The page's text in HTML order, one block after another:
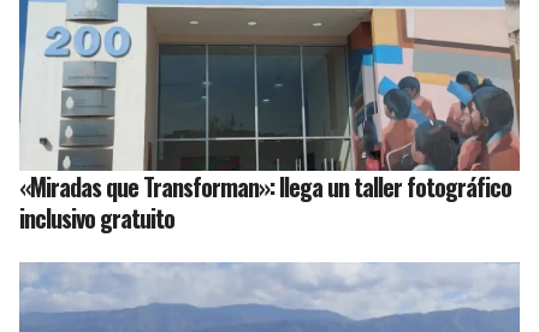
«Miradas que Transforman»: llega un taller fotográfico
inclusivo gratuito